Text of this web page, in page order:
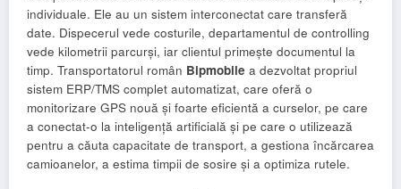
individuale. Ele au un sistem interconectat care transferă
date. Dispecerul vede costurile, departamentul de controlling
vede kilometrii parcurși, iar clientul primește documentul la
timp. Transportatorul român Bipmobile a dezvoltat propriul
sistem ERP/TMS complet automatizat, care oferă o
monitorizare GPS nouă și foarte eficientă a curselor, pe care
a conectat-o la inteligență artificială și pe care o utilizează
pentru a căuta capacitate de transport, a gestiona încărcarea
camioanelor, a estima timpii de sosire și a optimiza rutele.